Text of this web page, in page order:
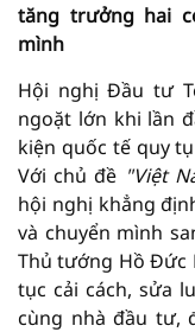
tăng trưởng hai
mình
Hội nghị Đầu tư
ngoặt lớn khi lần
kiện quốc tế quy
Với chủ đề "Việt
hội nghị khẳng
và chuyển mình
Thủ tướng Hồ Đức
tục cải cách, sửa
cùng nhà đầu tư,